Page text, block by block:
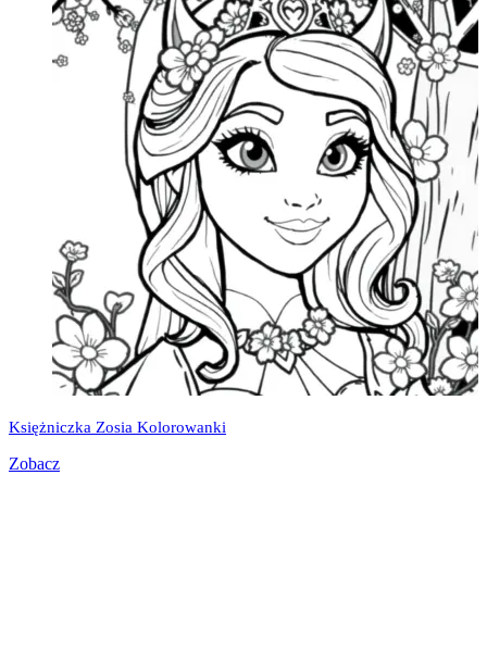
Księżniczka Zosia Kolorowanki
Zobacz